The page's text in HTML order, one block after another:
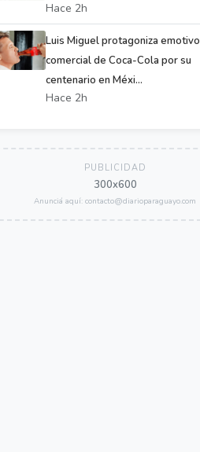
Hace 2h
Luis Miguel protagoniza emotivo
comercial de Coca-Cola por su
centenario en Méxi...
Hace 2h
PUBLICIDAD
300x600
Anunciá aquí: contacto@diarioparaguayo.com